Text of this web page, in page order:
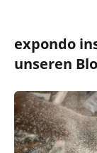
expondo
unseren